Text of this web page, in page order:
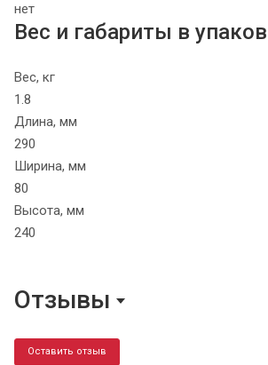
нет
Вес и габариты в
Вес, кг
1.8
Длина, мм
290
Ширина, мм
80
Высота, мм
240
Отзывы
Оставить отзыв